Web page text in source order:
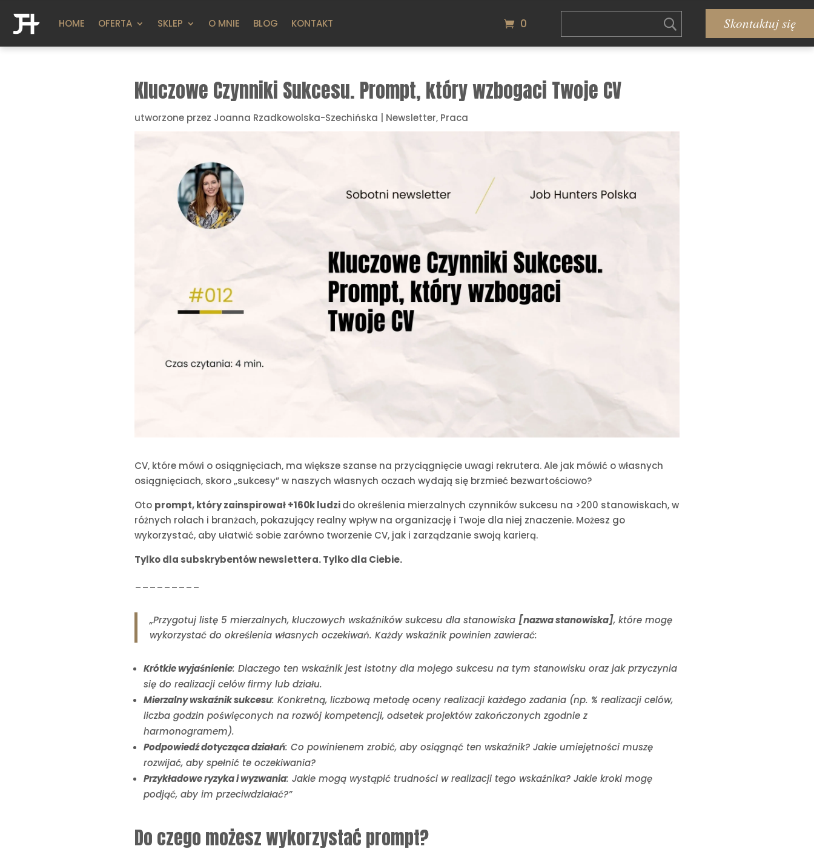
HOME OFERTA SKLEP O MNIE BLOG KONTAKT 0 Skontaktuj się
Kluczowe Czynniki Sukcesu. Prompt, który wzbogaci Twoje CV
utworzone przez Joanna Rzadkowolska-Szechińska Newsletter, Praca
CV, które mówi o osiągnięciach, ma większe szanse na przyciągnięcie uwagi rekrutera. Ale jak mówić o własnych
osiągnięciach, skoro „sukcesy” w naszych własnych oczach wydają się brzmieć bezwartościowo?
Oto prompt, który zainspirował +160k ludzido określenia mierzalnych czynników sukcesu na >200 stanowiskach, w
różnych rolach i branżach, pokazujący realny wpływ na organizację i Twoje dla niej znaczenie. Możesz go
wykorzystać, aby ułatwić sobie zarówno tworzenie CV, jak i zarządzanie swoją karierą.
Tylko dla subskrybentów newslettera. Tylko dla Ciebie.
„Przygotuj listę 5 mierzalnych, kluczowych wskaźników sukcesu dla stanowiska [nazwa stanowiska], które mogę
wykorzystać do określenia własnych oczekiwań. Każdy wskaźnik powinien zawierać:
Krótkie wyjaśnienie: Dlaczego ten wskaźnik jest istotny dla mojego sukcesu na tym stanowisku oraz jak przyczynia
się do realizacji celów firmy lub działu.
Mierzalny wskaźnik sukcesu: Konkretną, liczbową metodę oceny realizacji każdego zadania (np. % realizacji celów,
liczba godzin poświęconych na rozwój kompetencji, odsetek projektów zakończonych zgodnie z
harmonogramem).
Podpowiedź dotycząca działań: Co powinienem zrobić, aby osiągnąć ten wskaźnik? Jakie umiejętności muszę
rozwijać, aby spełnić te oczekiwania?
Przykładowe ryzyka i wyzwania: Jakie mogą wystąpić trudności w realizacji tego wskaźnika? Jakie kroki mogę
podjąć, aby im przeciwdziałać?”
Do czego możesz wykorzystać prompt?